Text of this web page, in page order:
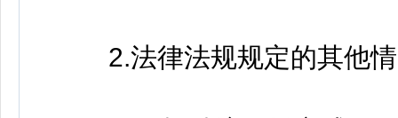
2.法律法规规定的其他情